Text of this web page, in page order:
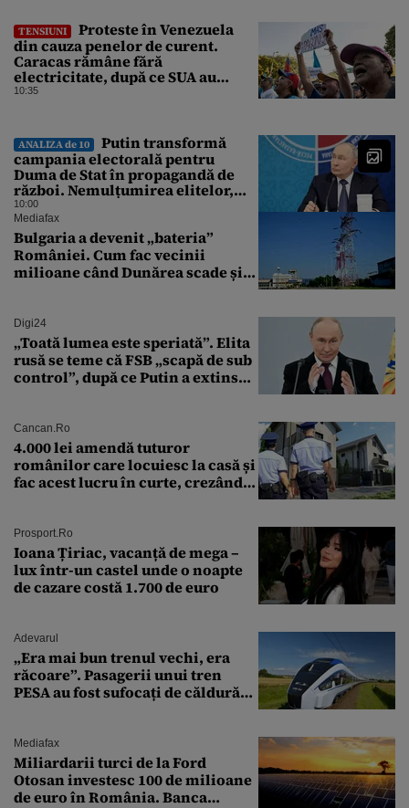
TENSIUNI
Proteste în Venezuela
din cauza penelor de curent.
Caracas rămâne fără
electricitate, după ce SUA au
promis modernizarea rețelei
10:35
ANALIZA de 10
Putin transformă
campania electorală pentru
Duma de Stat în propagandă de
război. Nemulțumirea elitelor,
tratată cu indiferență la Kremlin
10:00
Mediafax
Bulgaria a devenit „bateria”
României. Cum fac vecinii
milioane când Dunărea scade și
Digi24
„Toată lumea este speriată”. Elita
rusă se teme că FSB „scapă de sub
control”, după ce Putin a extins
Cancan.ro
4.000 lei amendă tuturor
românilor care locuiesc la casă și
fac acest lucru în curte, crezând
Prosport.ro
Ioana Țiriac, vacanță de mega –
lux într-un castel unde o noapte
de cazare costă 1.700 de euro
Adevarul
„Era mai bun trenul vechi, era
răcoare”. Pasagerii unui tren
PESA au fost sufocați de căldură
Mediafax
Miliardarii turci de la Ford
Otosan investesc 100 de milioane
de euro în România. Banca